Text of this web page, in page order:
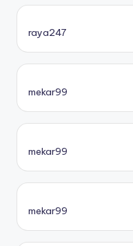
raya247
mekar99
mekar99
mekar99